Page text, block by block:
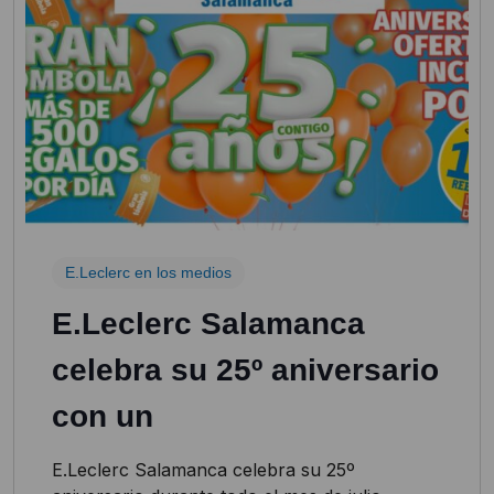
E.Leclerc en los medios
E.Leclerc Salamanca
celebra su 25º aniversario
con un
E.Leclerc Salamanca celebra su 25º